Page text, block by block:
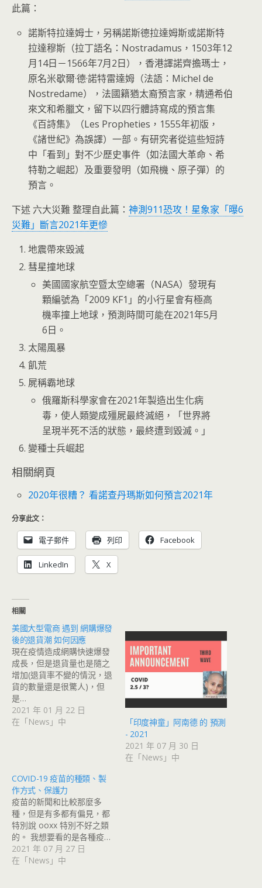
此篇：
諾斯特拉達姆士，另稱諾斯德拉達姆斯或諾斯特
拉達穆斯（拉丁語名：Nostradamus，1503年12
月14日－1566年7月2日），香港譯諾齊擔瑪士，
原名米歇爾·德·諾特雷達姆（法語：Michel de
Nostredame），法國籍猶太裔預言家，精通希伯
來文和希臘文，留下以四行體詩寫成的預言集
《百詩集》（Les Propheties，1555年初版，
《諸世紀》為誤譯）一部。有研究者從這些短詩
中「看到」對不少歷史事件（如法國大革命、希
特勒之崛起）及重要發明（如飛機、原子彈）的
預言。
下述 六大災難 整理自此篇： 神測911恐攻！星象家「曝6
災難」斷言2021年更慘
地震帶來毀滅
彗星撞地球
美國國家航空暨太空總署（NASA）發現有
顆編號為「2009 KF1」的小行星會有極高
機率撞上地球，預測時間可能在2021年5月
6日。
太陽風暴
飢荒
屍稱霸地球
俄羅斯科學家會在2021年製造出生化病
毒，使人類變成殭屍最終滅絕，「世界將
呈現半死不活的狀態，最終遭到毀滅。」
變種士兵崛起
相關網頁
2020年很糟？ 看諾查丹瑪斯如何預言2021年
分享此文：
電子郵件 列印 Facebook
LinkedIn X
相關
美國大型電商 遇到 網購爆發
後的退貨潮 如何因應
現在疫情造成網購快速爆發
成長，但是退貨量也是隨之
增加(退貨率不變的情況，退
貨的數量還是很驚人)，但
是…
2021 年 01 月 22 日
在「News」中
「印度神童」阿南德 的 預測
- 2021
2021 年 07 月 30 日
在「News」中
COVID-19 疫苗的種類、製
作方式、保護力
疫苗的新聞和比較那麼多
種，但是有多都有偏見，都
特別說 ooxx 特別不好之類
的。 我想要看的是各種疫…
2021 年 07 月 27 日
在「News」中